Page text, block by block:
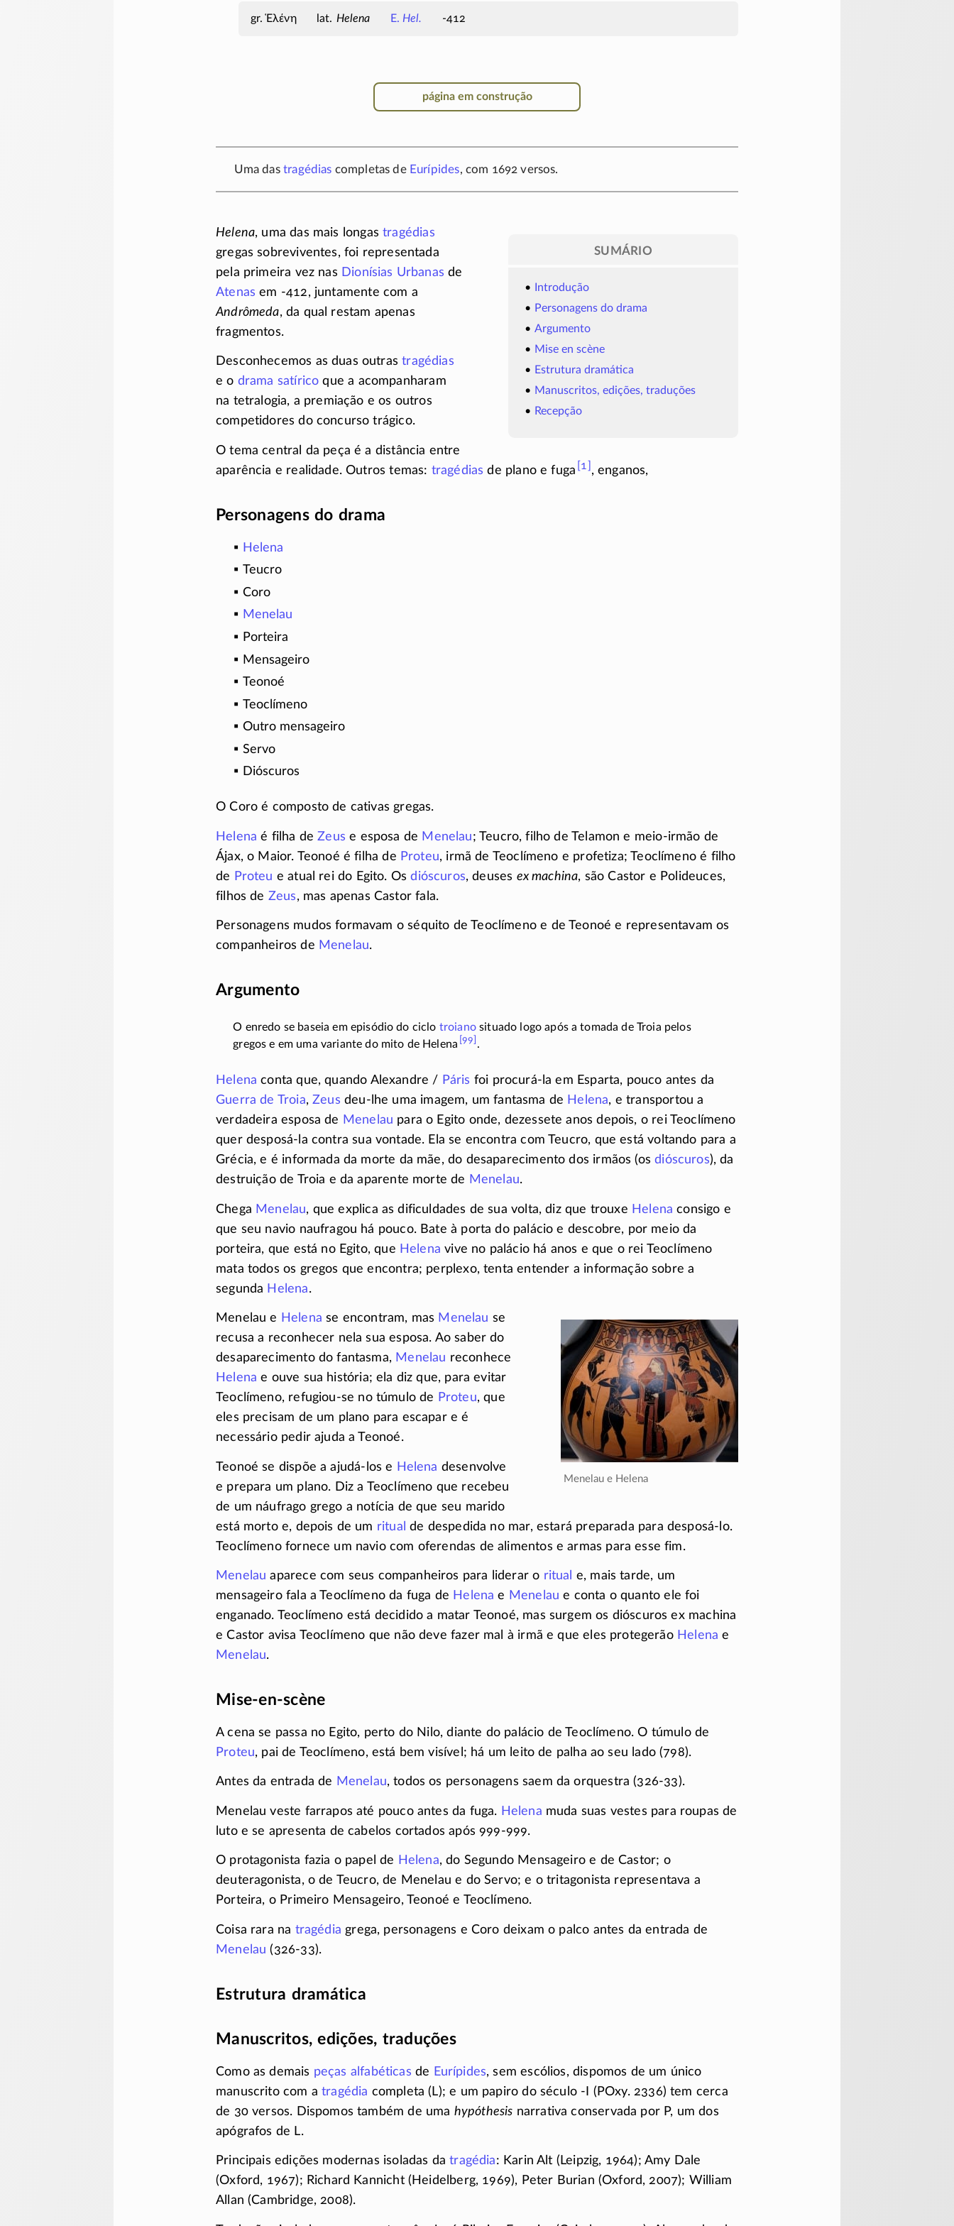
Ἑλένη Helena E.Hel. -412
página em construção
Uma dastragédias completas de Eurípides, com 1692 versos.
SUMÁRIO
Introdução
Personagens do drama
Argumento
Mise en scène
Estrutura dramática
Manuscritos, edições, traduções
Recepção
Helena, uma das mais longastragédias
gregas sobreviventes, foi representada
pela primeira vez nas Dionísias Urbanas de
Atenas em -412, juntamente com a
Andrômeda, da qual restam apenas
fragmentos.
Desconhecemos as duas outrastragédias
e o drama satírico que a acompanharam
na tetralogia, a premiação e os outros
competidores do concurso trágico.
O tema central da peça é a distância entre
aparência e realidade. Outros temas: tragédias de plano efuga [1] , enganos,
Personagens do drama
Helena
Teucro
Coro
Menelau
Porteira
Mensageiro
Teonoé
Teoclímeno
Outro mensageiro
Servo
Dióscuros
O Coro é composto de cativas gregas.
Helena é filha deZeus e esposa de Menelau; Teucro, filho de Telamon e meio-irmão de
Ájax, o Maior. Teonoé é filha de Proteu, irmã de Teoclímeno e profetiza; Teoclímeno é filho
de Proteu e atual rei do Egito. Osdióscuros, deuses ex machina, são Castor e Polideuces,
filhos de Zeus, mas apenas Castor fala.
Personagens mudos formavam o séquito de Teoclímeno e de Teonoé e representavam os
companheiros de Menelau.
Argumento
O enredo se baseia em episódio do ciclo troianosituado logo após a tomada de Troia pelos
gregos e em uma variante do mito de Helena [99] .
Helena conta que, quando Alexandre / Páris foi procurá-la em Esparta, pouco antes da
Guerra de Troia,Zeus deu-lhe uma imagem, um fantasma de Helena, e transportou a
verdadeira esposa de Menelau para o Egito onde, dezessete anos depois, o rei Teoclímeno
quer desposá-la contra sua vontade. Ela se encontra com Teucro, que está voltando para a
Grécia, e é informada da morte da mãe, do desaparecimento dos irmãos (osdióscuros), da
destruição de Troia e da aparente morte de Menelau.
Chega Menelau, que explica as dificuldades de sua volta, diz que trouxe Helena consigo e
que seu navio naufragou há pouco. Bate à porta do palácio e descobre, por meio da
porteira, que está no Egito, que Helena vive no palácio há anos e que o rei Teoclímeno
mata todos os gregos que encontra; perplexo, tenta entender a informação sobre a
segunda Helena.
Menelau e Helena
Menelau e Helena se encontram, mas Menelau se
recusa a reconhecer nela sua esposa. Ao saber do
desaparecimento do fantasma, Menelau reconhece
Helena e ouve sua história; ela diz que, para evitar
Teoclímeno, refugiou-se no túmulo de Proteu, que
eles precisam de um plano para escapar e é
necessário pedir ajuda a Teonoé.
Teonoé se dispõe aajudá-los e Helena desenvolve
e prepara um plano. Diz a Teoclímeno que recebeu
de um náufrago grego a notícia de que seu marido
está morto e, depois de um ritual de despedida no mar, estará preparada para desposá-lo.
Teoclímeno fornece um navio com oferendas de alimentos e armas para esse fim.
Menelau aparece com seus companheiros para liderar o ritual
e, mais tarde, um
mensageiro fala a Teoclímeno da fuga de Helena e Menelau e conta o quanto ele foi
enganado. Teoclímeno está decidido a matar Teonoé, mas surgem os dióscuros ex machina
e Castor avisa Teoclímeno que não deve fazer mal à irmã e que eles protegerão Helena e
Menelau.
Mise-en-scène
A cena se passa no Egito, perto do Nilo, diante do palácio de Teoclímeno. O túmulo de
Proteu, pai de Teoclímeno, está bem visível; há um leito de palha ao seu lado (798).
Antes da entrada de Menelau, todos os personagens saem da orquestra(326-33).
Menelau veste farrapos até pouco antes da fuga. Helena muda suas vestes para roupas de
luto e se apresenta de cabelos cortados após 999-999.
O protagonista fazia o papel de Helena, do Segundo Mensageiro e de Castor; o
deuteragonista, o de Teucro, de Menelau e do Servo; e o tritagonista representava a
Porteira, o Primeiro Mensageiro, Teonoé e Teoclímeno.
Coisa rara na tragédia grega, personagens e Coro deixam o palco antes da entrada de
Menelau (326-33).
Estrutura dramática
Manuscritos, edições, traduções
Como as demais peças alfabéticas de Eurípides, sem escólios, dispomos de um único
manuscrito com atragédia completa (L); e um papiro do século -I
(POxy. 2336) tem cerca
de 30 versos. Dispomos também de uma hypóthesis narrativa conservada por P, um dos
apógrafos de L.
Principais edições modernas isoladas datragédia: Karin Alt (Leipzig, 1964); Amy Dale
(Oxford, 1967); Richard Kannicht (Heidelberg, 1969), Peter Burian (Oxford, 2007); William
Allan (Cambridge, 2008).